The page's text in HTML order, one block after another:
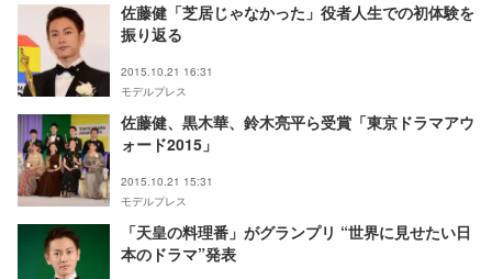
佐藤健「芝居じゃなかった」役者人生での初体験を
振り返る
2015.10.21 16:31
モデルプレス
佐藤健、黒木華、鈴木亮平ら受賞「東京ドラマアウ
ォード2015」
2015.10.21 15:31
モデルプレス
「天皇の料理番」がグランプリ “世界に見せたい日
本のドラマ”発表